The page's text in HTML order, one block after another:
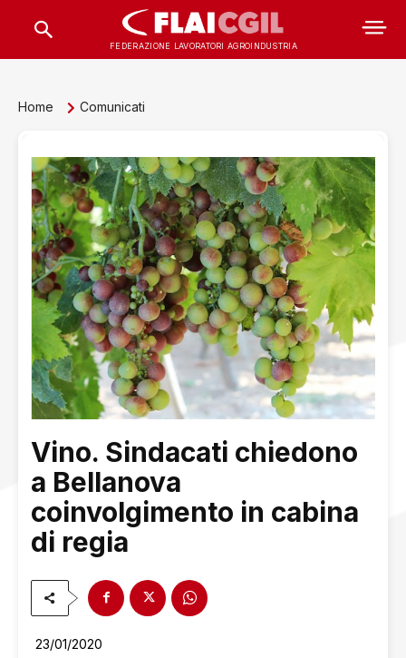
FEDERAZIONE LAVORATORI AGROINDUSTRIA
Home Comunicati
Vino. Sindacati chiedono
a Bellanova
coinvolgimento in cabina
di regia
23/01/2020